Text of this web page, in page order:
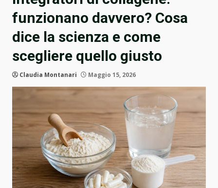
funzionano davvero? Cosa
dice la scienza e come
scegliere quello giusto
Claudia Montanari Maggio 15, 2026